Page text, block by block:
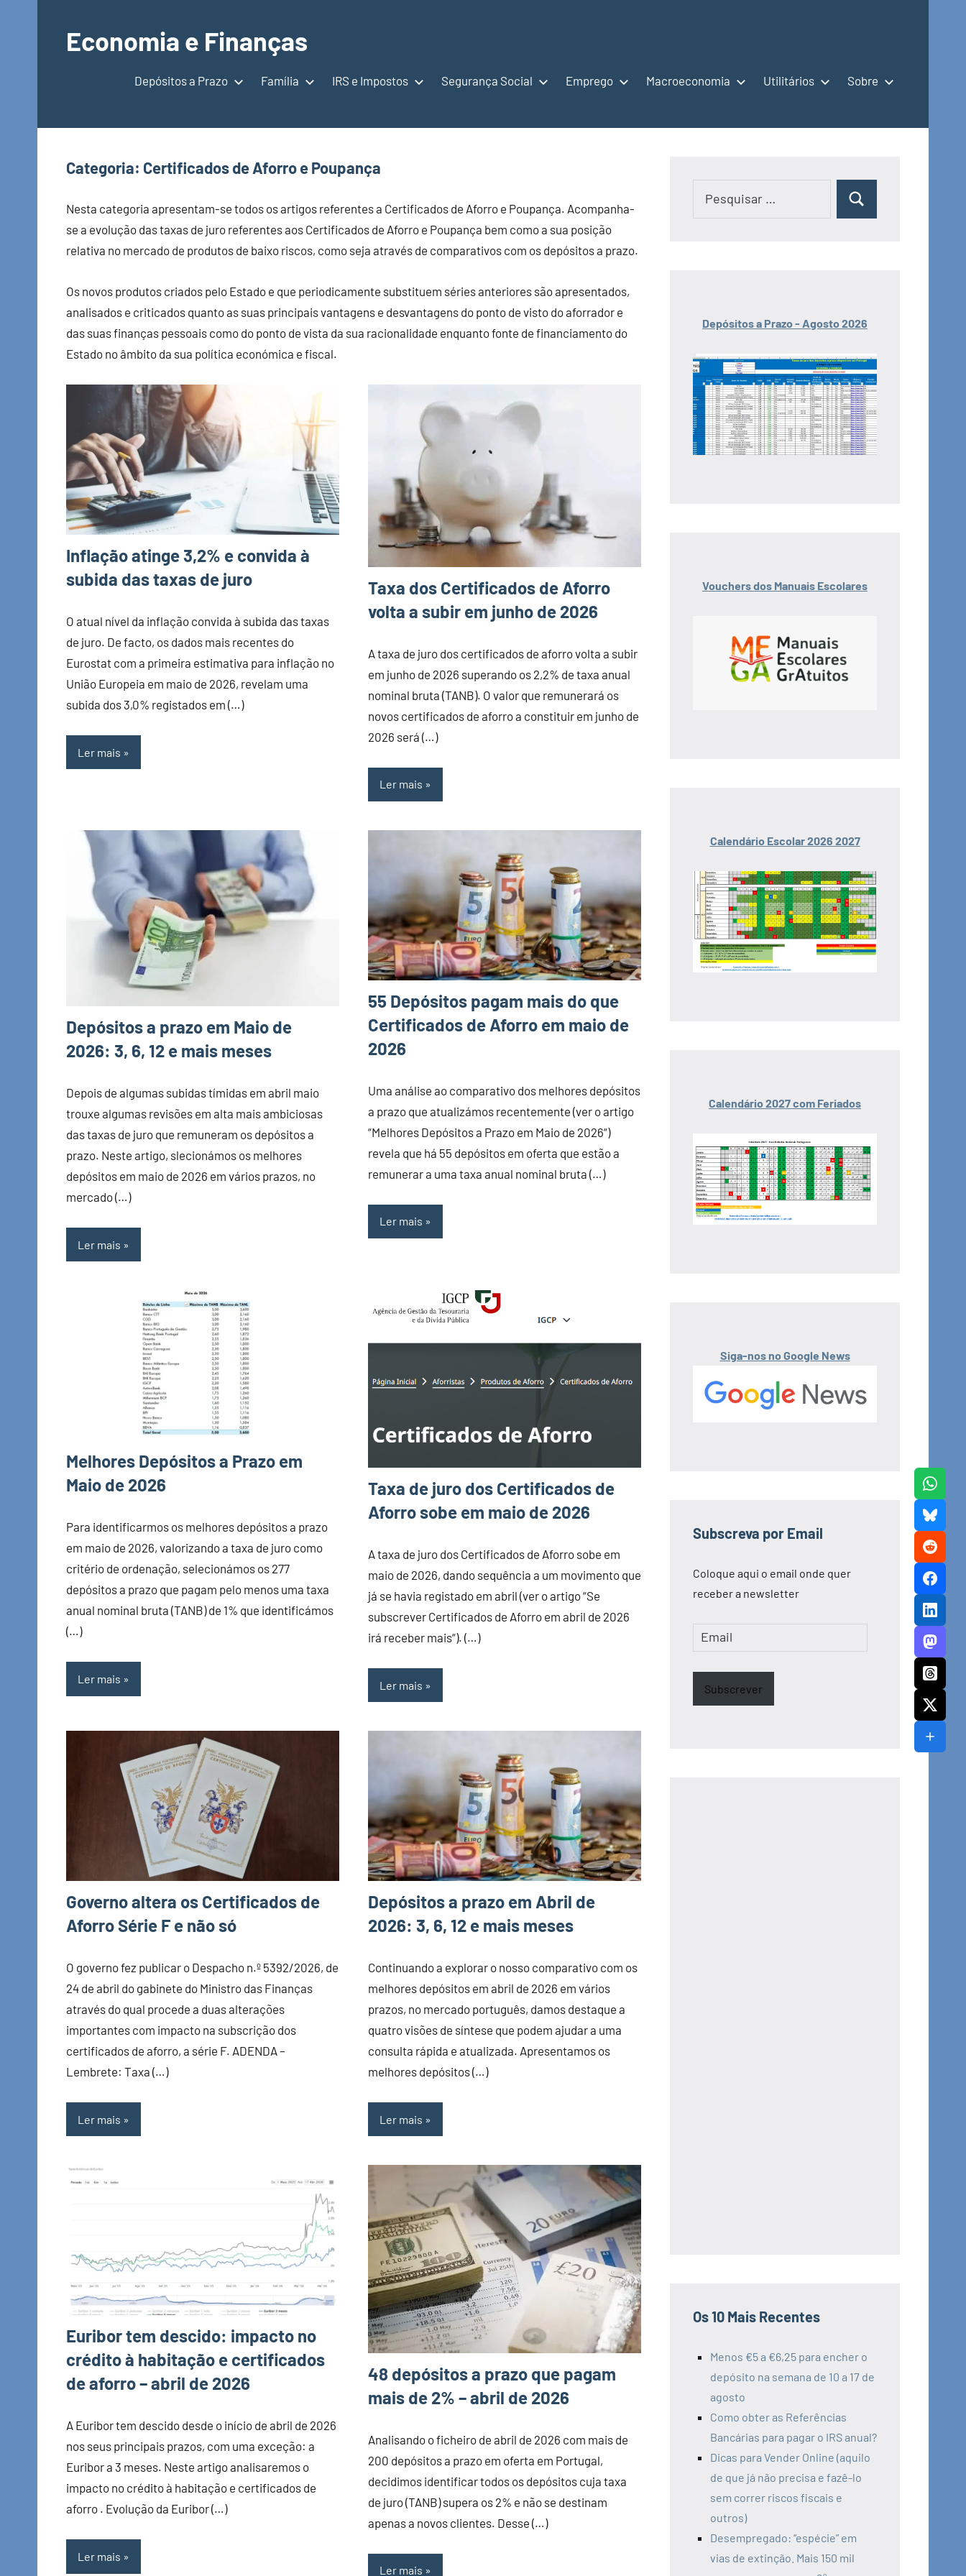
Economia e Finanças
Depósitos
Finanças
Calendários
Depósitos a Prazo Família IRS e Impostos Segurança Social Emprego Macroeconomia Utilitários Sobre
Categoria: Certificados de Aforro e Poupança
Nesta categoria apresentam-se todos os artigos referentes a Certificados de Aforro e Poupança. Acompanha-
se a evolução das taxas de juro referentes aos Certificados de Aforro e Poupança bem como a sua posição
relativa no mercado de produtos de baixo riscos, como seja através de comparativos com os depósitos a prazo.
Os novos produtos criados pelo Estado e que periodicamente substituem séries anteriores são apresentados,
analisados e criticados quanto as suas principais vantagens e desvantagens do ponto de visto do aforrador e
das suas finanças pessoais como do ponto de vista da sua racionalidade enquanto fonte de financiamento do
Estado no âmbito da sua política económica e fiscal.
Inflação atinge 3,2% e convida à
subida das taxas de juro
O atual nível da inflação convida à subida das taxas
de juro. De facto, os dados mais recentes do
Eurostat com a primeira estimativa para inflação no
União Europeia em maio de 2026, revelam uma
subida dos 3,0% registados em (…)
Ler mais
Taxa dos Certificados de Aforro
volta a subir em junho de 2026
A taxa de juro dos certificados de aforro volta a subir
em junho de 2026 superando os 2,2% de taxa anual
nominal bruta (TANB). O valor que remunerará os
novos certificados de aforro a constituir em junho de
2026 será (…)
Ler mais
Depósitos a prazo em Maio de
2026: 3, 6, 12 e mais meses
Depois de algumas subidas tímidas em abril maio
trouxe algumas revisões em alta mais ambiciosas
das taxas de juro que remuneram os depósitos a
prazo. Neste artigo, slecionámos os melhores
depósitos em maio de 2026 em vários prazos, no
mercado (…)
Ler mais
55 Depósitos pagam mais do que
Certificados de Aforro em maio de
2026
Uma análise ao comparativo dos melhores depósitos
a prazo que atualizámos recentemente (ver o artigo
“Melhores Depósitos a Prazo em Maio de 2026“)
revela que há 55 depósitos em oferta que estão a
remunerar a uma taxa anual nominal bruta (…)
Ler mais
Melhores Depósitos a Prazo em
Maio de 2026
Para identificarmos os melhores depósitos a prazo
em maio de 2026, valorizando a taxa de juro como
critério de ordenação, selecionámos os 277
depósitos a prazo que pagam pelo menos uma taxa
anual nominal bruta (TANB) de 1% que identificámos
(…)
Ler mais
Taxa de juro dos Certificados de
Aforro sobe em maio de 2026
A taxa de juro dos Certificados de Aforro sobe em
maio de 2026, dando sequência a um movimento que
já se havia registado em abril (ver o artigo “Se
subscrever Certificados de Aforro em abril de 2026
irá receber mais“). (…)
Ler mais
Governo altera os Certificados de
Aforro Série F e não só
O governo fez publicar o Despacho n.º 5392/2026, de
24 de abril do gabinete do Ministro das Finanças
através do qual procede a duas alterações
importantes com impacto na subscrição dos
certificados de aforro, a série F. ADENDA –
Lembrete: Taxa (…)
Ler mais
Depósitos a prazo em Abril de
2026: 3, 6, 12 e mais meses
Continuando a explorar o nosso comparativo com os
melhores depósitos em abril de 2026 em vários
prazos, no mercado português, damos destaque a
quatro visões de síntese que podem ajudar a uma
consulta rápida e atualizada. Apresentamos os
melhores depósitos (…)
Ler mais
Euribor tem descido: impacto no
crédito à habitação e certificados
de aforro – abril de 2026
A Euribor tem descido desde o início de abril de 2026
nos seus principais prazos, com uma exceção: a
Euribor a 3 meses. Neste artigo analisaremos o
impacto no crédito à habitação e certificados de
aforro . Evolução da Euribor (…)
Ler mais
48 depósitos a prazo que pagam
mais de 2% – abril de 2026
Analisando o ficheiro de abril de 2026 com mais de
200 depósitos a prazo em oferta em Portugal,
decidimos identificar todos os depósitos cuja taxa
de juro (TANB) supera os 2% e não se destinam
apenas a novos clientes. Desse (…)
Ler mais
Pesquisar
Depósitos a Prazo - Agosto 2026
Vouchers dos Manuais Escolares
Calendário Escolar 2026 2027
Calendário 2027 com Feriados
Siga-nos no Google News
Subscreva por Email
Coloque aqui o email onde quer
receber a newsletter
Email
Subscrever
Os 10 Mais Recentes
Menos €5 a €6,25 para encher o
depósito na semana de 10 a 17 de
agosto
Como obter as Referências
Bancárias para pagar o IRS anual?
Dicas para Vender Online (aquilo
de que já não precisa e fazê-lo
sem correr riscos fiscais e
outros)
Desempregado: “espécie” em
vias de extinção. Mais 150 mil